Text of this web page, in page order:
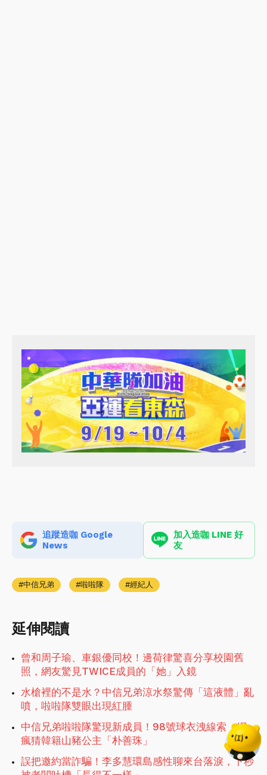
追蹤造咖 Google
News
加入造咖 LINE 好
友
中信兄弟 啦啦隊 經紀人
延伸閱讀
曾和周子瑜、車銀優同校！邊荷律驚喜分享校園舊
照，網友驚見TWICE成員的「她」入鏡
水槍裡的不是水？中信兄弟涼水祭驚傳「這液體」亂
噴，啦啦隊雙眼出現紅腫
中信兄弟啦啦隊驚現新成員！98號球衣洩線索，網
瘋猜韓籍山豬公主「朴善珠」
誤把邀約當詐騙！李多慧環島感性聊來台落淚，下秒